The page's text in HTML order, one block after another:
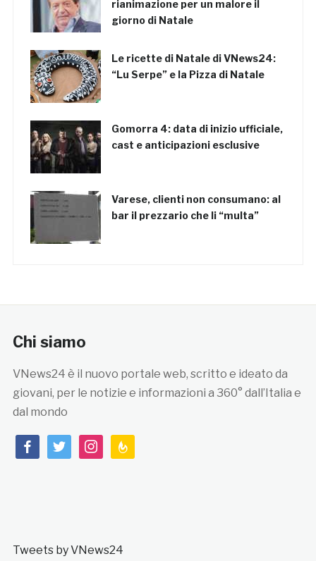
rianimazione per un malore il
giorno di Natale
Le ricette di Natale di VNews24:
“Lu Serpe” e la Pizza di Natale
Gomorra 4: data di inizio ufficiale,
cast e anticipazioni esclusive
Varese, clienti non consumano: al
bar il prezzario che li “multa”
Chi siamo
VNews24 è il nuovo portale web, scritto e ideato da
giovani, per le notizie e informazioni a 360° dall’Italia e
dal mondo
facebooktwitterinstagramfeedburner
Tweets by VNews24